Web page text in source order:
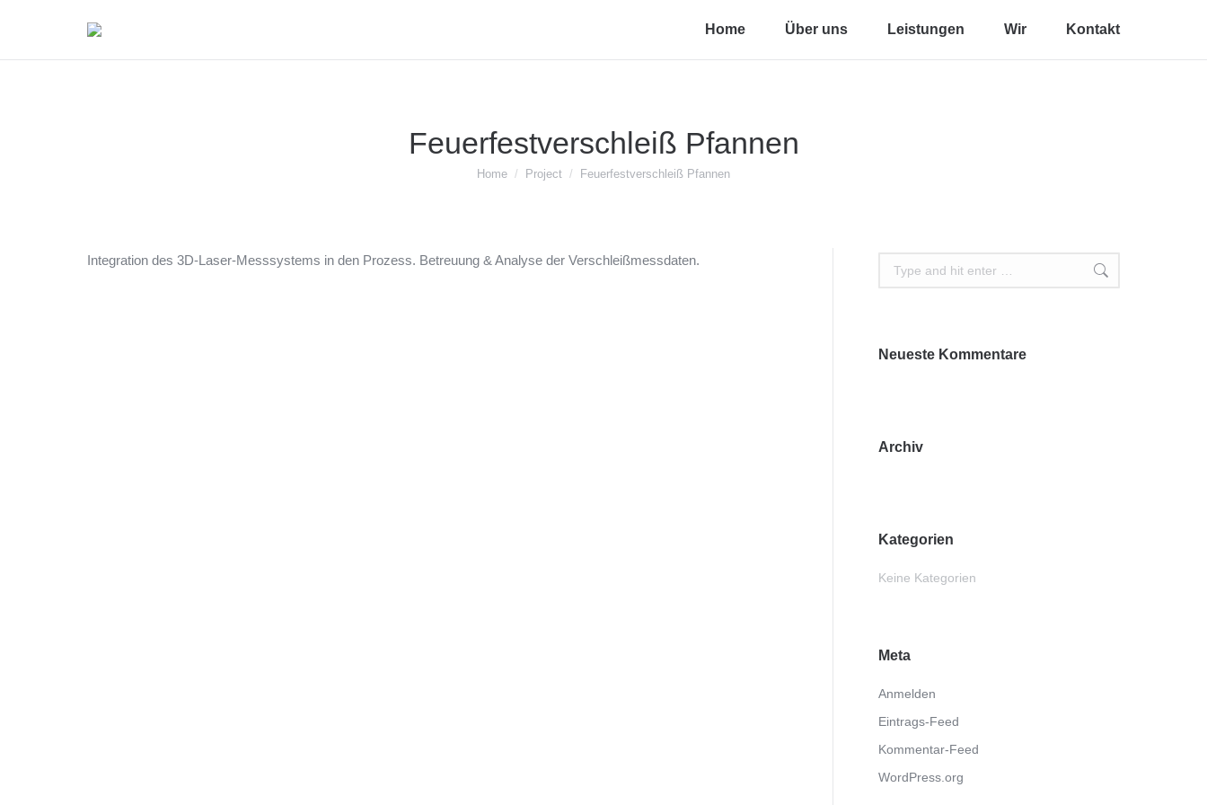
Home Über uns Leistungen Wir Kontakt
Feuerfestverschleiß Pfannen
You are here:
Home Project Feuerfestverschleiß Pfannen
Integration des 3D-Laser-Messsystems in den Prozess. Betreuung & Analyse der Verschleißmessdaten. Search:
Neueste Kommentare
Archiv
Kategorien
Keine Kategorien
Meta
Anmelden
Eintrags-Feed
Kommentar-Feed
WordPress.org